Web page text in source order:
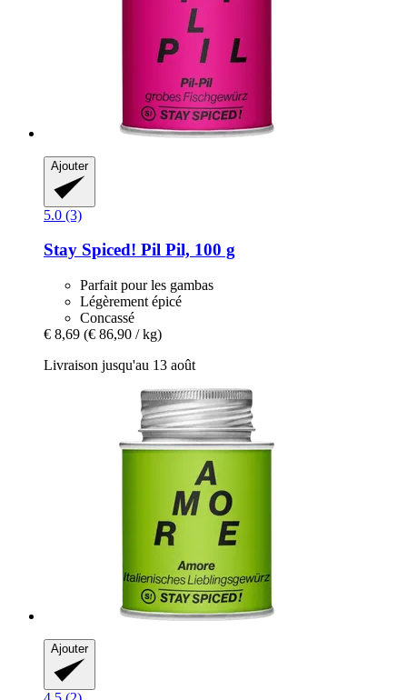
Ajouter
5.0 (3)
Stay Spiced! Pil Pil, 100 g
Parfait pour les gambas
Légèrement épicé
Concassé
€ 8,69 (€ 86,90 / kg)
Livraison jusqu'au 13 août
Ajouter